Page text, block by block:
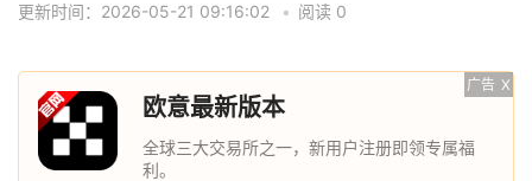
更新时间：2026-05-21 09:16:02 • 阅读 0
广告 X
欧意最新版本
全球三大交易所之一，新用户注册即领专属福
利。